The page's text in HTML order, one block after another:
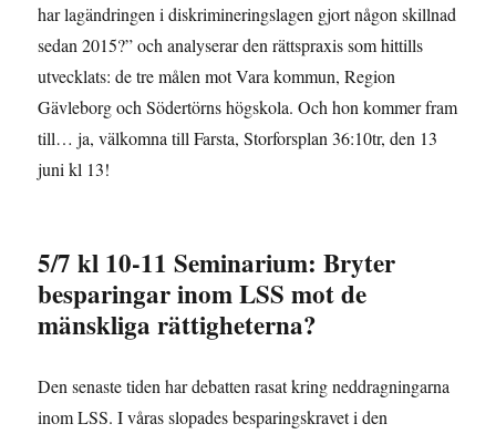
har lagändringen i diskrimineringslagen gjort någon skillnad
sedan 2015?” och analyserar den rättspraxis som hittills
utvecklats: de tre målen mot Vara kommun, Region
Gävleborg och Södertörns högskola. Och hon kommer fram
till… ja, välkomna till Farsta, Storforsplan 36:10tr, den 13
juni kl 13!
5/7 kl 10-11 Seminarium: Bryter
besparingar inom LSS mot de
mänskliga rättigheterna?
Den senaste tiden har debatten rasat kring neddragningarna
inom LSS. I våras slopades besparingskravet i den